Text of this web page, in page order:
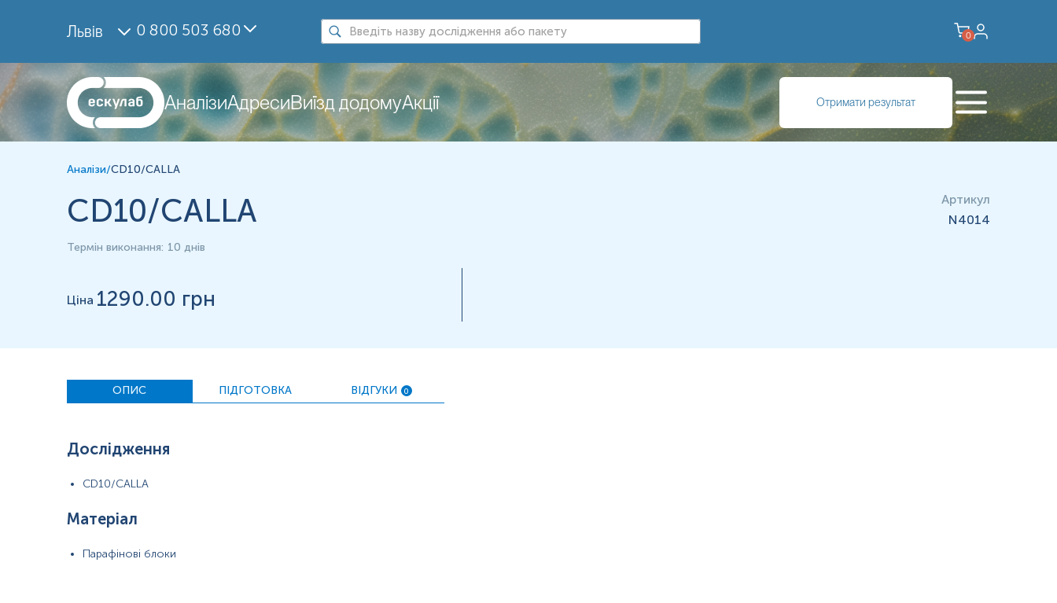
Львів 0 800 503 680 0
АналізиАдресиВиїзд додомуАкції Отримати результат
CD10/CALLA
Матеріал
Парафінові блоки
*Одиниці вимірювання, референтні значення та діапазон вимірювань можуть змінюватися у відповідності до зміни тест-систем.
Аналізи/CD10/CALLA
CD10/CALLA
Артикул
N4014
Термін виконання: 10 днів
Ціна 1290.00 грн
ОПИС ПІДГОТОВКА ВІДГУКИ 0
Дослідження
CD10/CALLA
Матеріал
Парафінові блоки